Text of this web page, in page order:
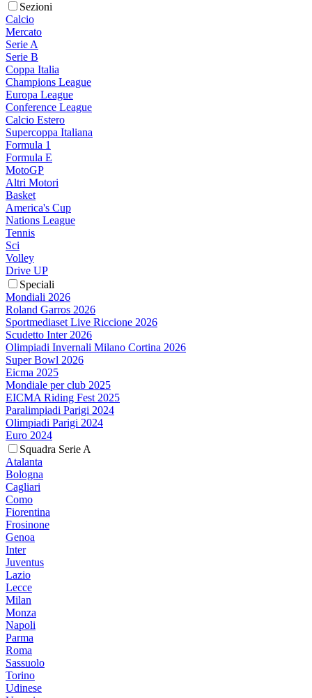
Sezioni
Calcio
Mercato
Serie A
Serie B
Coppa Italia
Champions League
Europa League
Conference League
Calcio Estero
Supercoppa Italiana
Formula 1
Formula E
MotoGP
Altri Motori
Basket
America's Cup
Nations League
Tennis
Sci
Volley
Drive UP
Speciali
Mondiali 2026
Roland Garros 2026
Sportmediaset Live Riccione 2026
Scudetto Inter 2026
Olimpiadi Invernali Milano Cortina 2026
Super Bowl 2026
Eicma 2025
Mondiale per club 2025
EICMA Riding Fest 2025
Paralimpiadi Parigi 2024
Olimpiadi Parigi 2024
Euro 2024
Squadra Serie A
Atalanta
Bologna
Cagliari
Como
Fiorentina
Frosinone
Genoa
Inter
Juventus
Lazio
Lecce
Milan
Monza
Napoli
Parma
Roma
Sassuolo
Torino
Udinese